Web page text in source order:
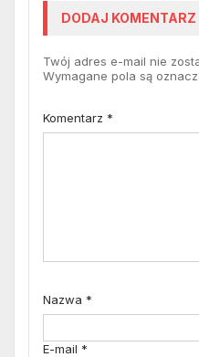
DODAJ KOMENTARZ
Twój adres e-mail nie
Wymagane pola są
Komentarz *
Nazwa *
E-mail *